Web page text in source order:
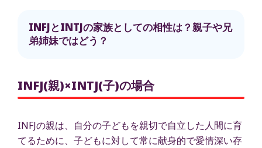
INFJとINTJの家族としての相性は？親子や兄
弟姉妹ではどう？
INFJ(親)×INTJ(子)の場合
INFJの親は、自分の子どもを親切で自立した人間に育
てるために、子どもに対して常に献身的で愛情深い存